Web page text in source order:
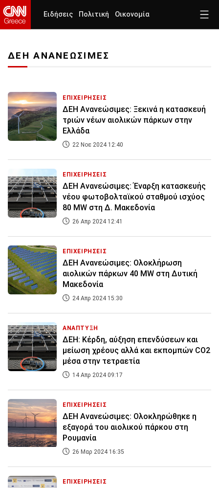
Ειδήσεις Πολιτική Οικονομία
ΔΕΗ ΑΝΑΝΕΩΣΙΜΕΣ
ΕΠΙΧΕΙΡΗΣΕΙΣ
ΔΕΗ Ανανεώσιμες: Ξεκινά η κατασκευή
τριών νέων αιολικών πάρκων στην
Ελλάδα
22 Νοε 2024 12:40
ΕΠΙΧΕΙΡΗΣΕΙΣ
ΔΕΗ Ανανεώσιμες: Έναρξη κατασκευής
νέου φωτοβολταϊκού σταθμού ισχύος
80 MW στη Δ. Μακεδονία
26 Απρ 2024 12:41
ΕΠΙΧΕΙΡΗΣΕΙΣ
ΔΕΗ Ανανεώσιμες: Ολοκλήρωση
αιολικών πάρκων 40 MW στη Δυτική
Μακεδονία
24 Απρ 2024 15:30
ΑΝΑΠΤΥΞΗ
ΔΕΗ: Κέρδη, αύξηση επενδύσεων και
μείωση χρέους αλλά και εκπομπών CO2
μέσα στην τετραετία
14 Απρ 2024 09:17
ΕΠΙΧΕΙΡΗΣΕΙΣ
ΔΕΗ Ανανεώσιμες: Ολοκληρώθηκε η
εξαγορά του αιολικού πάρκου στη
Ρουμανία
26 Μαρ 2024 16:35
ΕΠΙΧΕΙΡΗΣΕΙΣ